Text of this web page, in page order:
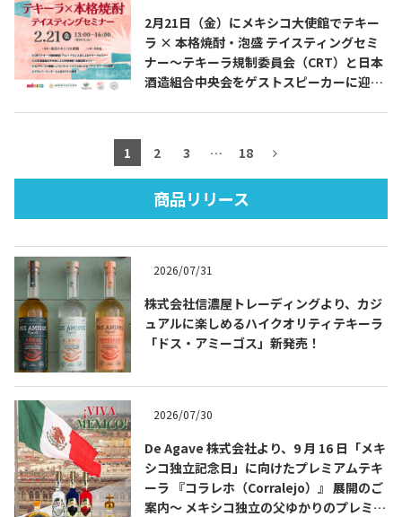
テキーラとは
テキーラマーケット
メキシコ料理
メキシコの記念日 トピックス
イベント一覧
お問合せ プライバシーポリシー サイトマップ
2月21日（金）にメキシコ大使館でテキー
ラ × 本格焼酎・泡盛 テイスティングセミ
ナー～テキーラ規制委員会（CRT）と日本
酒造組合中央会をゲストスピーカーに迎え
1 2 3 … 18
商品リリース
2026/07/31
株式会社信濃屋トレーディングより、カジ
ュアルに楽しめるハイクオリティテキーラ
「ドス・アミーゴス」新発売！
2026/07/30
De Agave 株式会社より、9 月 16 日「メキ
シコ独立記念日」に向けたプレミアムテキ
ーラ 『コラレホ（Corralejo）』 展開のご
案内〜 メキシコ独立の父ゆかりのプレミア